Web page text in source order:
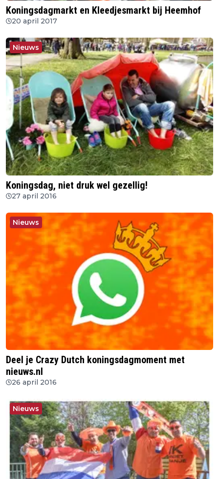
Koningsdagmarkt en Kleedjesmarkt bij Heemhof
20 april 2017
Nieuws
Koningsdag, niet druk wel gezellig!
27 april 2016
Nieuws
Deel je Crazy Dutch koningsdagmoment met
nieuws.nl
26 april 2016
Nieuws